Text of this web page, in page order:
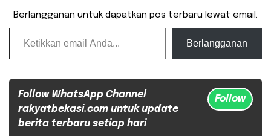
Berlangganan untuk dapatkan pos terbaru lewat email.
Ketikkan email Anda...
Berlangganan
Follow WhatsApp Channel
rakyatbekasi.com untuk update
berita terbaru setiap hari
Follow